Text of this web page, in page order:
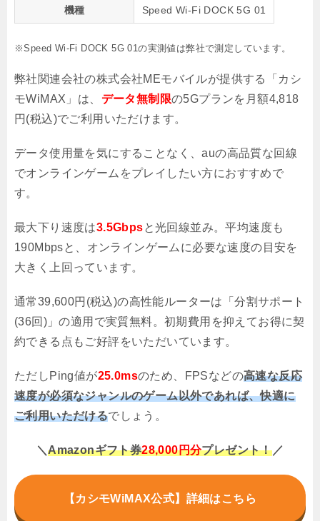
機種 Speed Wi-Fi DOCK 5G 01
※Speed Wi-Fi DOCK 5G 01の実測値は弊社で測定しています。
弊社関連会社の株式会社MEモバイルが提供する「カシ
モWiMAX」は、 データ無制限の5Gプランを月額4,818
円(税込)でご利用いただけます。
データ使用量を気にすることなく、auの高品質な回線
でオンラインゲームをプレイしたい方におすすめで
す。
最大下り速度は3.5Gbpsと光回線並み。平均速度も
190Mbpsと、オンラインゲームに必要な速度の目安を
大きく上回っています。
通常39,600円(税込)の高性能ルーターは「分割サポート
(36回)」の適用で実質無料。初期費用を抑えてお得に契
約できる点もご好評をいただいています。
ただしPing値が25.0msのため、FPSなどの高速な反応
速度が必須なジャンルのゲーム以外であれば、快適に
ご利用いただけるでしょう。
＼Amazonギフト券28,000円分プレゼント！／
【カシモWiMAX公式】詳細はこちら